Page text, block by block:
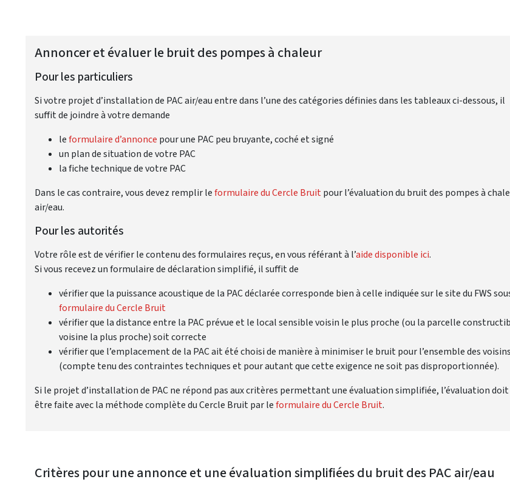
Annoncer et évaluer le bruit des pompes à chaleur
Pour les particuliers
Si votre projet d’installation de PAC air/eau entre dans l’une des catégories définies dans les tableaux ci-dessous, il
suffit de joindre à votre demande
leformulaire d’annonce pour une PAC peu bruyante, coché et signé
un plan de situation de votre PAC
la fiche technique de votre PAC
Dans le cas contraire, vous devez remplir leformulaire du Cercle Bruit pour l’évaluation du bruit des pompes à
air/eau.
Pour les autorités
Votre rôle est de vérifier le contenu des formulaires reçus, en vous référant à l’aide disponible ici.
Si vous recevez un formulaire de déclaration simplifié, il suffit de
vérifier que la puissance acoustique de la PAC déclarée corresponde bien à celle indiquée sur le site du FWS
formulaire du Cercle Bruit
vérifier que la distance entre la PAC prévue et le local sensible voisin le plus proche (ou la parcelle
voisine la plus proche) soit correcte
vérifier que l’emplacement de la PAC ait été choisi de manière à minimiser le bruit pour l’ensemble des voisins
(compte tenu des contraintes techniques et pour autant que cette exigence ne soit pas disproportionnée).
Si le projet d’installation de PAC ne répond pas aux critères permettant une évaluation simplifiée, l’évaluation doit
être faite avec la méthode complète du Cercle Bruit par leformulaire du Cercle Bruit.
Critères pour une annonce et une évaluation simplifiées du bruit des PAC air/eau